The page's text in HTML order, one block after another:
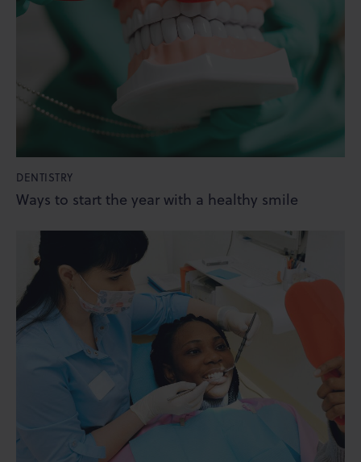
DENTISTRY
Ways to start the year with a healthy smile